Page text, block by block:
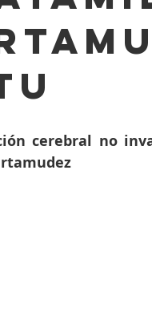
Oxford Dysfluency
cerebral no